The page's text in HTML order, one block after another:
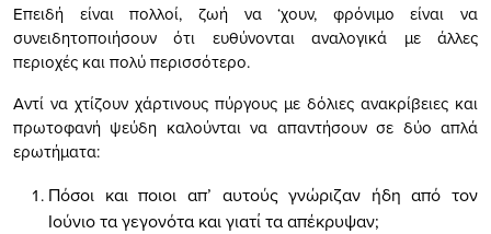
Επειδή είναι πολλοί, ζωή να ‘χουν, φρόνιμο είναι να
συνειδητοποιήσουν ότι ευθύνονται αναλογικά με άλλες
περιοχές και πολύ περισσότερο.
Αντί να χτίζουν χάρτινους πύργους με δόλιες ανακρίβειες και
πρωτοφανή ψεύδη καλούνται να απαντήσουν σε δύο απλά
ερωτήματα:
Πόσοι και ποιοι απ’ αυτούς γνώριζαν ήδη από τον
Ιούνιο τα γεγονότα και γιατί τα απέκρυψαν;